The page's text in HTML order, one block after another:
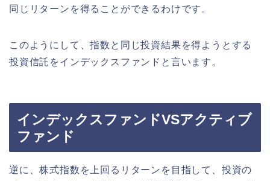
同じリターンを得ることができるわけです。
このようにして、指数と同じ投資結果を得ようとする
投資信託をインデックスファンドと言います。
インデックスファンドVSアクティブ
ファンド
逆に、株式指数を上回るリターンを目指して、投資の